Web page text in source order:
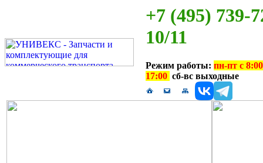
+7 (495) 739-
10/11
Режим работы: пн-пт с
17:00 сб-вс выходные